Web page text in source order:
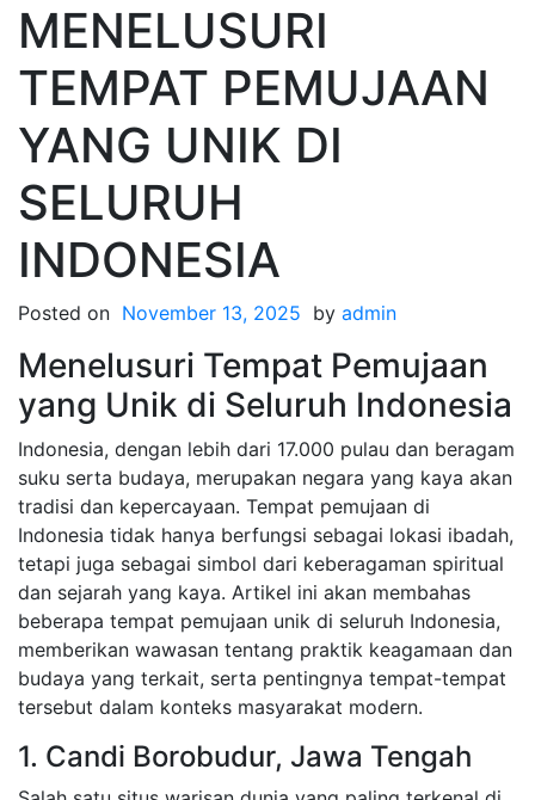
MENELUSURI
TEMPAT PEMUJAAN
YANG UNIK DI
SELURUH
INDONESIA
Posted on November 13, 2025 by admin
Menelusuri Tempat Pemujaan
yang Unik di Seluruh Indonesia
Indonesia, dengan lebih dari 17.000 pulau dan beragam
suku serta budaya, merupakan negara yang kaya akan
tradisi dan kepercayaan. Tempat pemujaan di
Indonesia tidak hanya berfungsi sebagai lokasi ibadah,
tetapi juga sebagai simbol dari keberagaman spiritual
dan sejarah yang kaya. Artikel ini akan membahas
beberapa tempat pemujaan unik di seluruh Indonesia,
memberikan wawasan tentang praktik keagamaan dan
budaya yang terkait, serta pentingnya tempat-tempat
tersebut dalam konteks masyarakat modern.
1. Candi Borobudur, Jawa Tengah